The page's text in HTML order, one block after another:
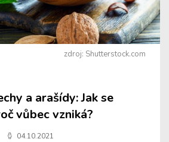
zdroj: Shutterstock.com
a arašídy: Jak se
vůbec vzniká?
04.10.2021